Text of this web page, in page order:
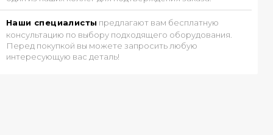
Наши специалисты предлагают вам бесплатную
консультацию по выбору подходящего оборудования.
Перед покупкой вы можете запросить любую
интересующую вас деталь!